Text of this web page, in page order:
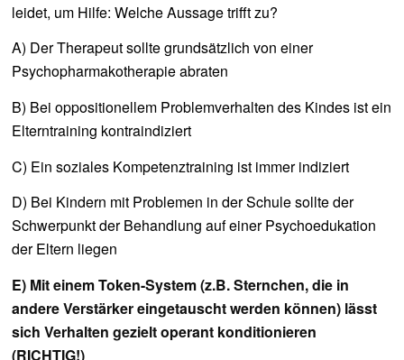
leidet, um Hilfe: Welche Aussage trifft zu?
A) Der Therapeut sollte grundsätzlich von einer
Psychopharmakotherapie abraten
B) Bei oppositionellem Problemverhalten des Kindes ist ein
Elterntraining kontraindiziert
C) Ein soziales Kompetenztraining ist immer indiziert
D) Bei Kindern mit Problemen in der Schule sollte der
Schwerpunkt der Behandlung auf einer Psychoedukation
der Eltern liegen
E) Mit einem Token-System (z.B. Sternchen, die in
andere Verstärker eingetauscht werden können) lässt
sich Verhalten gezielt operant konditionieren
(RICHTIG!)